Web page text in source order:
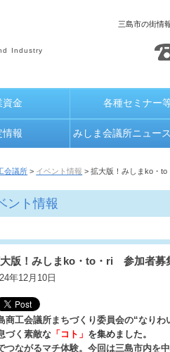
Industry
三島市の街情
資金 各種セミナー
情報 みしま会議所ニュー
会議所 > イベント情報 > 拡大版！みしまko・
ント情報
版！みしまko・to・ri 参加者募
年12月10日
商工会議所まちづくり委員会の“なり
づく素敵な 「コト」 を集めました。
つながるマチ体験。今回は三島市内を